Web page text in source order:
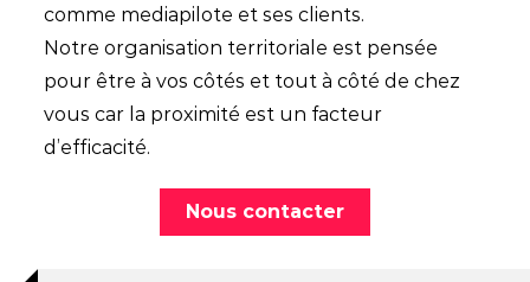
comme mediapilote et ses clients.
Notre organisation territoriale est pensée
pour être à vos côtés et tout à côté de chez
vous car la proximité est un facteur
d’efficacité.
Nous contacter